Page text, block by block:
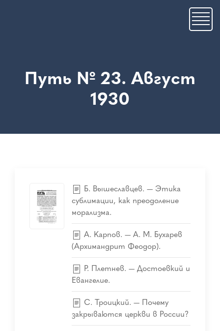
Путь № 23. Август
1930
Б. Вышеславцев. — Этика
сублимации, как преодоление
морализма.
А. Карпов. — А. М. Бухарев
(Архимандрит Феодор).
Р. Плетнев. — Достоевкий и
Евангелие.
С. Троицкий. — Почему
закрываются церкви в России?